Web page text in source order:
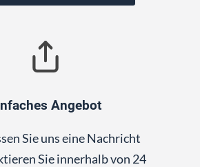
Angebot
Sie uns eine Nachricht
Sie innerhalb von 24